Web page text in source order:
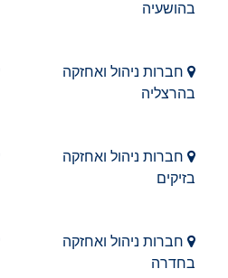
בהושעיה
חברות ניהול ואחזקה
בהרצליה
חברות ניהול ואחזקה
בזיקים
חברות ניהול ואחזקה
בחדרה